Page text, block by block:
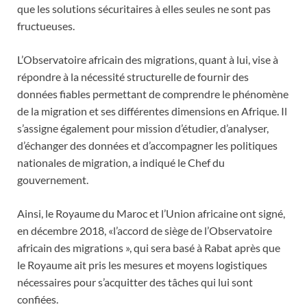
que les solutions sécuritaires à elles seules ne sont pas
fructueuses.
L’Observatoire africain des migrations, quant à lui, vise à
répondre à la nécessité structurelle de fournir des
données fiables permettant de comprendre le phénomène
de la migration et ses différentes dimensions en Afrique. Il
s’assigne également pour mission d’étudier, d’analyser,
d’échanger des données et d’accompagner les politiques
nationales de migration, a indiqué le Chef du
gouvernement.
Ainsi, le Royaume du Maroc et l’Union africaine ont signé,
en décembre 2018, «l’accord de siège de l’Observatoire
africain des migrations », qui sera basé à Rabat après que
le Royaume ait pris les mesures et moyens logistiques
nécessaires pour s’acquitter des tâches qui lui sont
confiées.